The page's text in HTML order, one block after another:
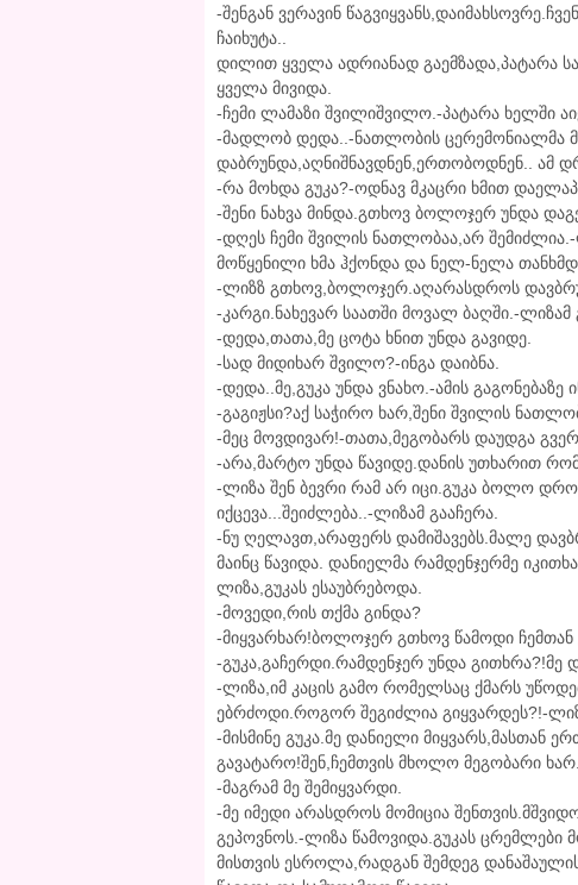
-შენგან ვერავინ
ჩაიხუტა..
დილით ყველა ადრიანად გაემზადა,პატარა
ყველა მივიდა.
-ჩემი ლამაზი შვილიშვილო.-პატარა ხელში
-მადლობ დედა..-ნათლობის ცერემონიალმა
დაბრუნდა,აღნიშნავდნენ,ერთობოდნენ.. ამ
-რა მოხდა გუკა?-ოდნავ მკაცრი ხმით
-შენი ნახვა მინდა.გთხოვ ბოლოჯერ უნდა
-დღეს ჩემი შვილის ნათლობაა,არ
მოწყენილი ხმა ჰქონდა და ნელ-ნელა
-ლიზზ გთხოვ,ბოლოჯერ.აღარასდროს
-კარგი.ნახევარ საათში მოვალ ბაღში.-
-დედა,თათა,მე ცოტა ხნით უნდა გავიდე.
-სად მიდიხარ შვილო?-ინგა დაიბნა.
-დედა..მე,გუკა უნდა ვნახო.-ამის გაგონებაზე
-გაგიჟსი?აქ საჭირო ხარ,შენი შვილის
-მეც მოვდივარ!-თათა,მეგობარს დაუდგა
-არა,მარტო უნდა წავიდე.დანის უთხარით
-ლიზა შენ ბევრი რამ არ იცი.გუკა ბოლო
იქცევა...შეიძლება..-ლიზამ გააჩერა.
-ნუ ღელავთ,არაფერს დამიშავებს.მალე
მაინც წავიდა. დანიელმა რამდენჯერმე
ლიზა,გუკას ესაუბრებოდა.
-მოვედი,რის თქმა გინდა?
-მიყვარხარ!ბოლოჯერ გთხოვ წამოდი
-გუკა,გაჩერდი.რამდენჯერ უნდა გითხრა?!მე
-ლიზა,იმ კაცის გამო რომელსაც ქმარს
ებრძოდი.როგორ შეგიძლია გიყვარდეს?!-
-მისმინე გუკა.მე დანიელი მიყვარს,მასთან
გავატარო!შენ,ჩემთვის მხოლო მეგობარი ხარ.
-მაგრამ მე შემიყვარდი.
-მე იმედი არასდროს მომიცია
გეპოვნოს.-ლიზა წამოვიდა.გუკას ცრემლები
მისთვის ესროლა,რადგან შემდეგ